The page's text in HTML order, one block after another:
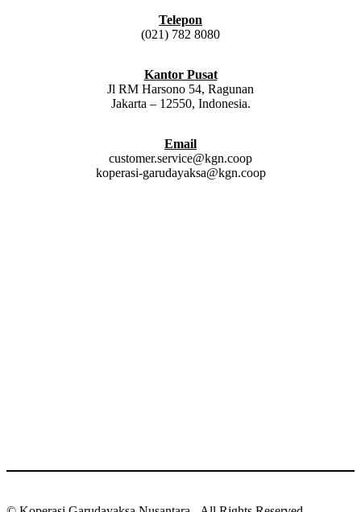
Telepon
(021) 782 8080
Kantor Pusat
Jl RM Harsono 54, Ragunan
Jakarta – 12550, Indonesia.
Email
customer.service@kgn.coop
koperasi-garudayaksa@kgn.coop